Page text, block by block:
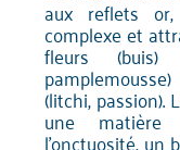
aux reflets
complexe et
fleurs
(litchi, passion).
une matière
l'onctuosité, un